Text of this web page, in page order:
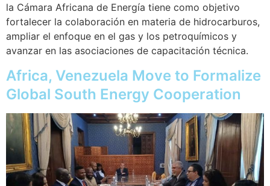
la Cámara Africana de Energía tiene como objetivo
fortalecer la colaboración en materia de hidrocarburos,
ampliar el enfoque en el gas y los petroquímicos y
avanzar en las asociaciones de capacitación técnica.
Africa, Venezuela Move to Formalize
Global South Energy Cooperation